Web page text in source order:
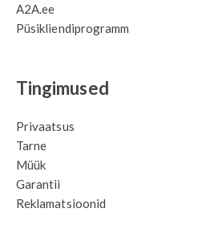
A2A.ee
Püsikliendiprogramm
Tingimused
Privaatsus
Tarne
Müük
Garantii
Reklamatsioonid